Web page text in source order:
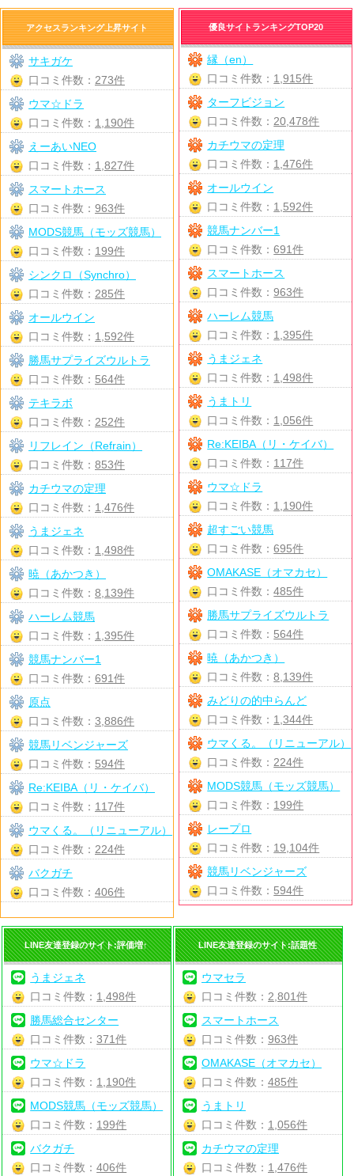
優良サイトランキングTOP20
縁（en）
口コミ件数： 1,915件
ターフビジョン
口コミ件数： 20,478件
カチウマの定理
口コミ件数： 1,476件
オールウイン
口コミ件数： 1,592件
競馬ナンバー1
口コミ件数：691件
スマートホース
口コミ件数：963件
ハーレム競馬
口コミ件数： 1,395件
うまジェネ
口コミ件数： 1,498件
うまトリ
口コミ件数： 1,056件
Re:KEIBA（リ・ケイバ）
口コミ件数： 117件
ウマ☆ドラ
口コミ件数： 1,190件
超すごい競馬
口コミ件数：695件
OMAKASE（オマカセ）
口コミ件数：485件
勝馬サプライズウルトラ
口コミ件数： 564件
暁（あかつき）
口コミ件数：8,139件
みどりの的中らんど
口コミ件数： 1,344件
ウマくる。（リニューアル）
口コミ件数： 224件
MODS競馬（モッズ競馬）
口コミ件数： 199件
レープロ
口コミ件数： 19,104件
競馬リベンジャーズ
口コミ件数： 594件
アクセスランキング上昇サイト
サキガケ
口コミ件数： 273件
ウマ☆ドラ
口コミ件数： 1,190件
えーあいNEO
口コミ件数： 1,827件
スマートホース
口コミ件数： 963件
MODS競馬（モッズ競馬）
口コミ件数： 199件
シンクロ（Synchro）
口コミ件数： 285件
オールウイン
口コミ件数： 1,592件
勝馬サプライズウルトラ
口コミ件数： 564件
テキラボ
口コミ件数： 252件
リフレイン（Refrain）
口コミ件数： 853件
カチウマの定理
口コミ件数： 1,476件
うまジェネ
口コミ件数： 1,498件
暁（あかつき）
口コミ件数： 8,139件
ハーレム競馬
口コミ件数： 1,395件
競馬ナンバー1
口コミ件数： 691件
原点
口コミ件数： 3,886件
競馬リベンジャーズ
口コミ件数： 594件
Re:KEIBA（リ・ケイバ）
口コミ件数： 117件
ウマくる。（リニューアル）
口コミ件数： 224件
バクガチ
口コミ件数： 406件
LINE友達登録のサイト:評価増↑
うまジェネ
口コミ件数： 1,498件
勝馬総合センター
口コミ件数：371件
ウマ☆ドラ
口コミ件数： 1,190件
MODS競馬（モッズ競馬）
口コミ件数： 199件
バクガチ
口コミ件数：406件
LINE友達登録のサイト:話題性
ウマセラ
口コミ件数： 2,801件
スマートホース
口コミ件数： 963件
OMAKASE（オマカセ）
口コミ件数： 485件
うまトリ
口コミ件数： 1,056件
カチウマの定理
口コミ件数： 1,476件